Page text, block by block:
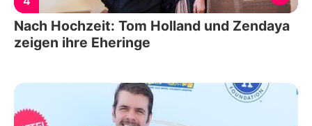
Nach Hochzeit: Tom Holland und Zendaya
zeigen ihre Eheringe